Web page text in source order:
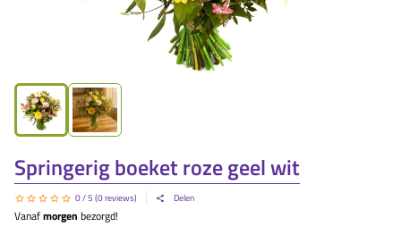
Springerig boeket roze geel wit
0/ 5 (0reviews) Delen
Vanafmorgen bezorgd!